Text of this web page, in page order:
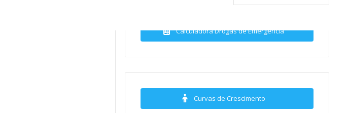
Calculadora Drogas de Emergência
Curvas de Crescimento